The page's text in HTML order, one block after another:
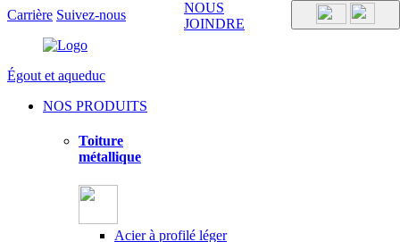
Carrière Suivez-nous
Égout et aqueduc
NOS PRODUITS
Toiture
métallique
Acier à profilé léger
NOUS
JOINDRE